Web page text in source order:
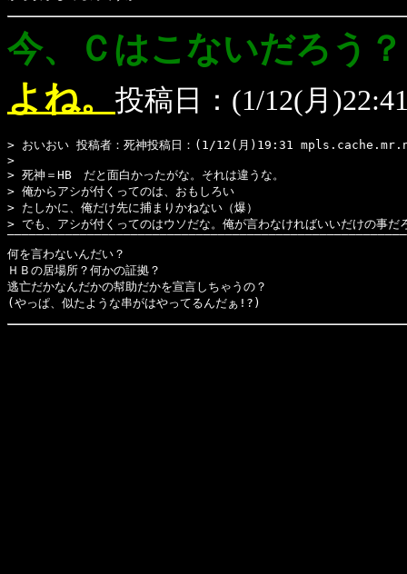
今、Ｃはこないだろう？
よね。
投稿日：(1/12(月
> おいおい 投稿者：死神投稿日：(1/12(月)19:31
>
> 死神＝HB　だと面白かったがな。それは違うな。
> 俺からアシが付くってのは、おもしろい
> たしかに、俺だけ先に捕まりかねない（爆）
> でも、アシが付くってのはウソだな。俺が言わなければいいだけの事だ
何を言わないんだい？
ＨＢの居場所？何かの証拠？
逃亡だかなんだかの幇助だかを宣言しちゃうの？
(やっぱ、似たような串がはやってるんだぁ!?)